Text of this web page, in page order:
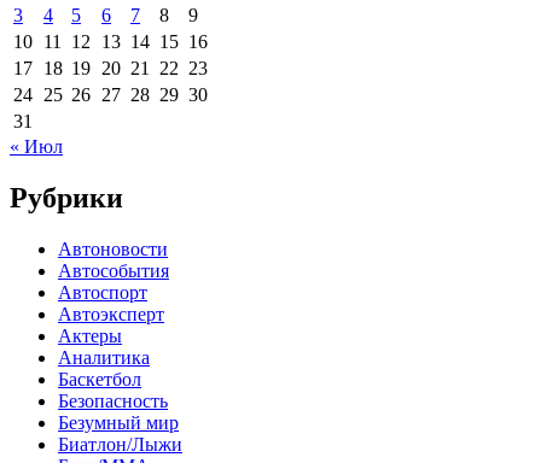
3
4 5 6 7 8
9
10 11 12 13 14 15 16
17 18 19 20 21 22 23
24 25 26 27 28 29 30
31
« Июл
Рубрики
Автоновости
Автособытия
Автоспорт
Автоэксперт
Актеры
Аналитика
Баскетбол
Безопасность
Безумный мир
Биатлон/Лыжи